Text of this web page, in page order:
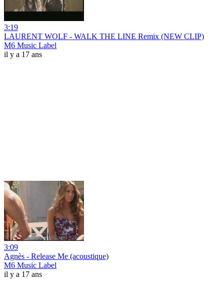
3:19
LAURENT WOLF - WALK THE LINE Remix (NEW CLIP)
M6 Music Label
il y a 17 ans
3:09
Agnès - Release Me (acoustique)
M6 Music Label
il y a 17 ans